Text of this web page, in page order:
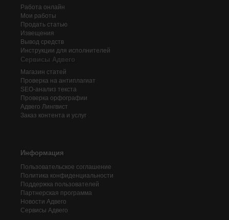
Работа онлайн
Мои работы
Продать статью
Извещения
Вывод средств
Инструкции для исполнителей
Сервисы Адвего
Магазин статей
Проверка на антиплагиат
SEO-анализ текста
Проверка орфографии
Адвего Лингвист
Заказ контента и услуг
Информация
Пользовательское соглашение
Политика конфиденциальности
Поддержка пользователей
Партнерская программа
Новости Адвего
Сервисы Адвего